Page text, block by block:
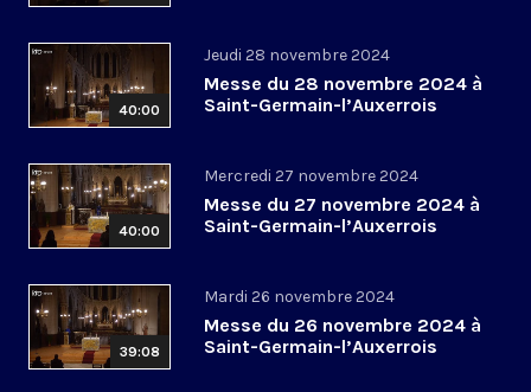
40:00
Jeudi 28 novembre 2024
Messe du 28 novembre 2024 à
Saint-Germain-l’Auxerrois
40:00
Mercredi 27 novembre 2024
Messe du 27 novembre 2024 à
Saint-Germain-l’Auxerrois
39:08
Mardi 26 novembre 2024
Messe du 26 novembre 2024 à
Saint-Germain-l’Auxerrois